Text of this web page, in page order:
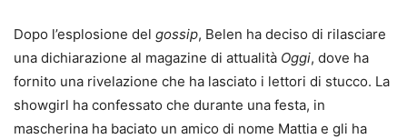
Dopo l’esplosione del gossip, Belen ha deciso di rilasciare
una dichiarazione al magazine di attualità Oggi, dove ha
fornito una rivelazione che ha lasciato i lettori di stucco. La
showgirl ha confessato che durante una festa, in
mascherina ha baciato un amico di nome Mattia e gli ha